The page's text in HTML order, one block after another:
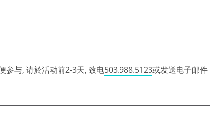
参与, 请於活动前2-3天, 致电503.988.5123或发送电子邮件